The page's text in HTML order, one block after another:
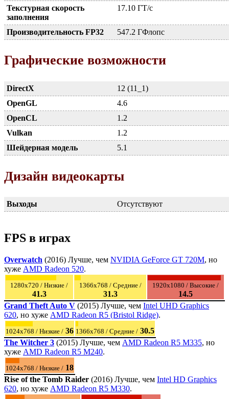
Текстурная скорость
заполнения
17.10 ГТ/с
Производительность FP32 547.2 ГФлопс
Графические возможности
DirectX
12 (11_1)
OpenGL
4.6
OpenCL
1.2
Vulkan
1.2
Шейдерная модель
5.1
Дизайн видеокарты
Выходы Отсутствуют
FPS в играх
Overwatch (2016) Лучше, чем NVIDIA GeForce GT 720M, но
хуже AMD Radeon 520.
1280x720 / Низкие /
41.3
1366x768 / Средние /
31.3
1920x1080 / Высокие /
14.5
Grand Theft Auto V (2015) Лучше, чем Intel UHD Graphics
620, но хуже AMD Radeon R5 (Bristol Ridge).
1024x768 / Низкие / 36 1366x768 / Средние / 30.5
The Witcher 3 (2015) Лучше, чем AMD Radeon R5 M335, но
хуже AMD Radeon R5 M240.
1024x768 / Низкие / 18
Rise of the Tomb Raider (2016) Лучше, чем Intel HD Graphics
620, но хуже AMD Radeon R5 M330.